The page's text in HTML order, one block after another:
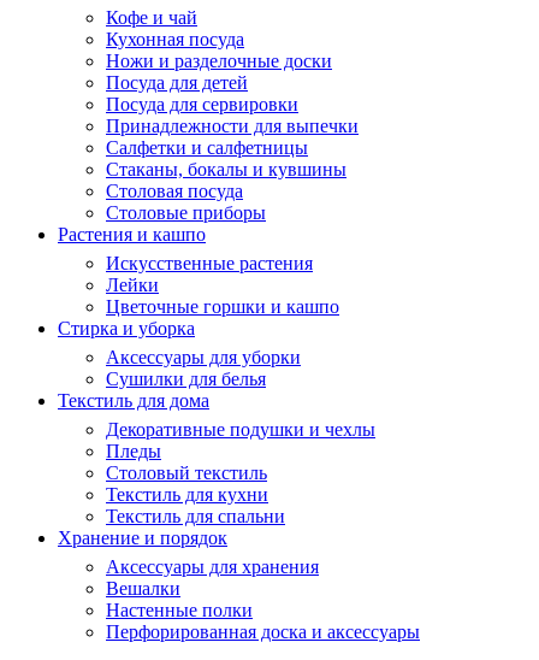
Кофе и чай
Кухонная посуда
Ножи и разделочные доски
Посуда для детей
Посуда для сервировки
Принадлежности для выпечки
Салфетки и салфетницы
Стаканы, бокалы и кувшины
Столовая посуда
Столовые приборы
Растения и кашпо
Искусственные растения
Лейки
Цветочные горшки и кашпо
Стирка и уборка
Аксессуары для уборки
Сушилки для белья
Текстиль для дома
Декоративные подушки и чехлы
Пледы
Столовый текстиль
Текстиль для кухни
Текстиль для спальни
Хранение и порядок
Аксессуары для хранения
Вешалки
Настенные полки
Перфорированная доска и аксессуары